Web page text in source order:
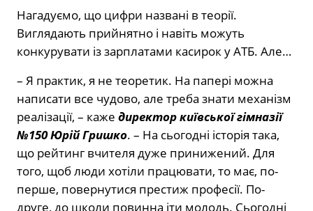
Нагадуємо, що цифри названі в теорії.
Виглядають прийнятно і навіть можуть
конкурувати із зарплатами касирок у АТБ. Але…
– Я практик, я не теоретик. На папері можна
написати все чудово, але треба знати механізм
реалізації, – каже директор київської гімназії
№150 Юрій Гришко. – На сьогодні історія така,
що рейтинг вчителя дуже принижений. Для
того, щоб люди хотіли працювати, то має, по-
перше, повернутися престиж професії. По-
друге, до школи повинна іти молодь. Сьогодні